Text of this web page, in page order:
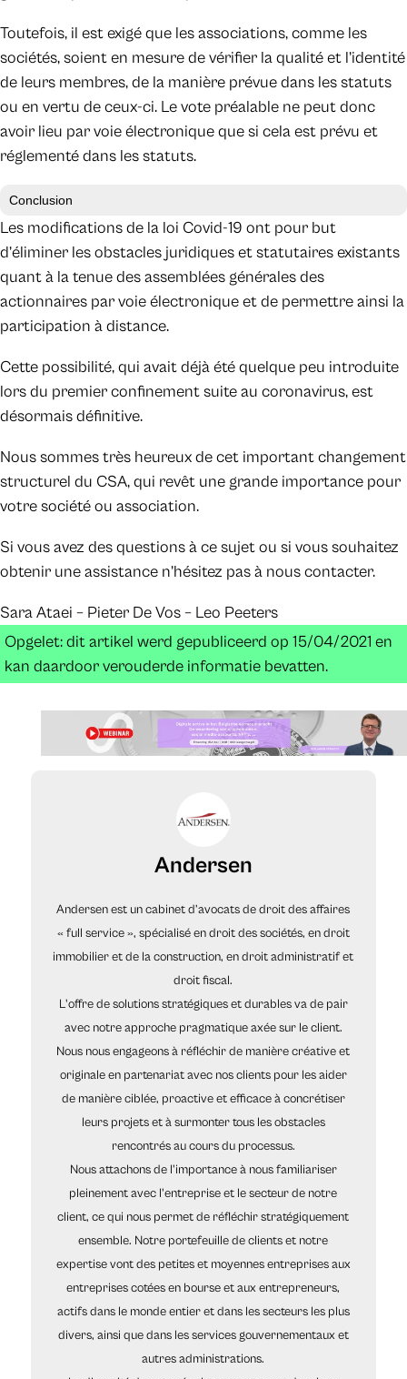
Toutefois, il est exigé que les associations, comme les
sociétés, soient en mesure de vérifier la qualité et l’identité
de leurs membres, de la manière prévue dans les statuts
ou en vertu de ceux-ci. Le vote préalable ne peut donc
avoir lieu par voie électronique que si cela est prévu et
réglementé dans les statuts.
Conclusion
Les modifications de la loi Covid-19 ont pour but
d’éliminer les obstacles juridiques et statutaires existants
quant à la tenue des assemblées générales des
actionnaires par voie électronique et de permettre ainsi la
participation à distance.
Cette possibilité, qui avait déjà été quelque peu introduite
lors du premier confinement suite au coronavirus, est
désormais définitive.
Nous sommes très heureux de cet important changement
structurel du CSA, qui revêt une grande importance pour
votre société ou association.
Si vous avez des questions à ce sujet ou si vous souhaitez
obtenir une assistance n’hésitez pas à nous contacter.
Sara Ataei – Pieter De Vos – Leo Peeters
Opgelet: dit artikel werd gepubliceerd op 15/04/2021 en
kan daardoor verouderde informatie bevatten.
Andersen
Andersen est un cabinet d’avocats de droit des affaires
« full service », spécialisé en droit des sociétés, en droit
immobilier et de la construction, en droit administratif et
droit fiscal.
L'offre de solutions stratégiques et durables va de pair
avec notre approche pragmatique axée sur le client.
Nous nous engageons à réfléchir de manière créative et
originale en partenariat avec nos clients pour les aider
de manière ciblée, proactive et efficace à concrétiser
leurs projets et à surmonter tous les obstacles
rencontrés au cours du processus.
Nous attachons de l'importance à nous familiariser
pleinement avec l'entreprise et le secteur de notre
client, ce qui nous permet de réfléchir stratégiquement
ensemble. Notre portefeuille de clients et notre
expertise vont des petites et moyennes entreprises aux
entreprises cotées en bourse et aux entrepreneurs,
actifs dans le monde entier et dans les secteurs les plus
divers, ainsi que dans les services gouvernementaux et
autres administrations.